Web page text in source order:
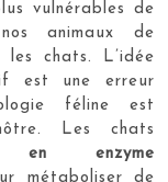
vulnérables de
animaux de
chats. L’idée
est une erreur
féline est
Les chats
en enzyme
métaboliser de